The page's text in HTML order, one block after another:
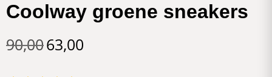
Coolway groene sneakers
90,0063,00